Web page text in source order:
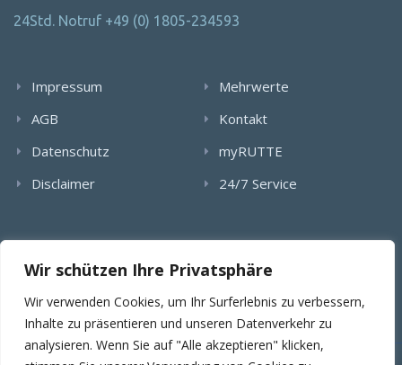
Wir schützen Ihre Privatsphäre
Wir verwenden Cookies, um Ihr Surferlebnis zu verbessern,
Inhalte zu präsentieren und unseren Datenverkehr zu
analysieren. Wenn Sie auf "Alle akzeptieren" klicken,
24Std. Notruf +49 (0) 1805-234593
Impressum
AGB
Datenschutz
Disclaimer
Mehrwerte
Kontakt
myRUTTE
24/7 Service
Verlinkung von Bildern, textlichen Inhalten und Videos bedarf
der schriftlichen Genehmigung der RUTTE Sicherungstechnik